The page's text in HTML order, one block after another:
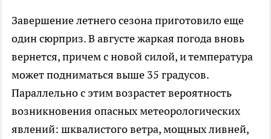
Завершение летнего сезона приготовило еще
один сюрприз. В августе жаркая погода вновь
вернется, причем с новой силой, и температура
может подниматься выше 35 градусов.
Параллельно с этим возрастет вероятность
возникновения опасных метеорологических
явлений: шквалистого ветра, мощных ливней,